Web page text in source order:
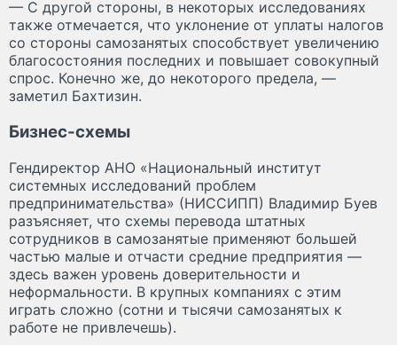
— С другой стороны, в некоторых исследованиях
также отмечается, что уклонение от уплаты налогов
со стороны самозанятых способствует увеличению
благосостояния последних и повышает совокупный
спрос. Конечно же, до некоторого предела, —
заметил Бахтизин.
Бизнес-схемы
Гендиректор АНО «Национальный институт
системных исследований проблем
предпринимательства» (НИССИПП) Владимир Буев
разъясняет, что схемы перевода штатных
сотрудников в самозанятые применяют большей
частью малые и отчасти средние предприятия —
здесь важен уровень доверительности и
неформальности. В крупных компаниях с этим
играть сложно (сотни и тысячи самозанятых к
работе не привлечешь).